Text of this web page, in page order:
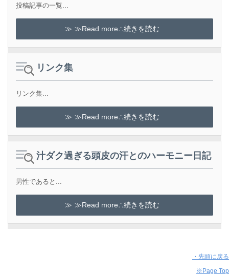
投稿記事の一覧...
≫Read more∴続きを読む
リンク集
リンク集...
≫Read more∴続きを読む
汁ダク過ぎる頭皮の汗とのハーモニー日記
男性であると...
≫Read more∴続きを読む
・先頭に戻る
※Page Top